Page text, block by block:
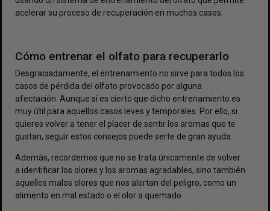
acelerar su proceso de recuperación en muchos casos.
Cómo entrenar el olfato para recuperarlo
Desgraciadamente, el entrenamiento no sirve para todos los
casos de pérdida del olfato provocado por alguna
afectación. Aunque sí es cierto que dicho entrenamiento es
muy útil para aquellos casos leves y temporales. Por ello, si
quieres volver a tener el placer de sentir los aromas que te
gustan, seguir estos consejos puede serte de gran ayuda.
Además, recordemos que no se trata únicamente de volver
a identificar los olores y los aromas agradables, sino también
aquellos malos olores que nos alertan del peligro, como un
alimento en mal estado o el olor a quemado.